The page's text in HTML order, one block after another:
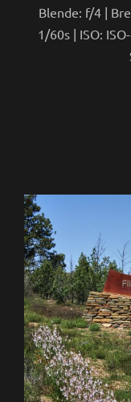
Blende: f/4 |
1/60s | ISO: